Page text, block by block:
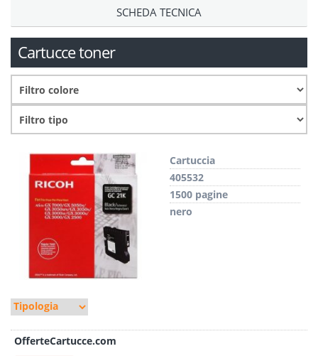
SCHEDA TECNICA
Cartucce toner
Cartuccia
405532
1500 pagine
nero
OfferteCartucce.com